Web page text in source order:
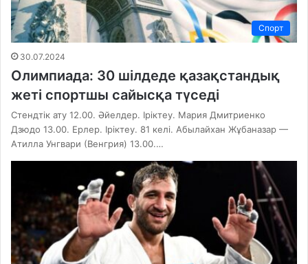
Спорт
30.07.2024
Олимпиада: 30 шілдеде қазақстандық
жеті спортшы сайысқа түседі
Стендтік ату 12.00. Әйелдер. Іріктеу. Мария Дмитриенко
Дзюдо 13.00. Ерлер. Іріктеу. 81 келі. Абылайхан Жұбаназар —
Атилла Унгвари (Венгрия) 13.00.…